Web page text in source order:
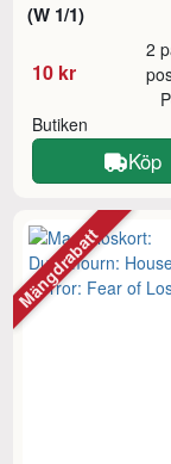
(W 1/1)
10 kr
2
Butiken
Köp
Mängdrabatt